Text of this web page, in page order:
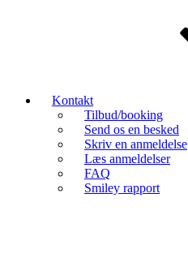
Kontakt
Tilbud/booking
Send os en besked
Skriv en anmeldelse
Læs anmeldelser
FAQ
Smiley rapport